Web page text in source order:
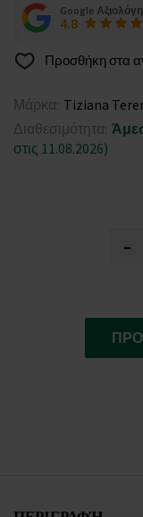
Google
4.8
Προσθήκη στα
Μάρκα: Tiziana
Διαθεσιμότητα:
στις 11.08.2026)
-